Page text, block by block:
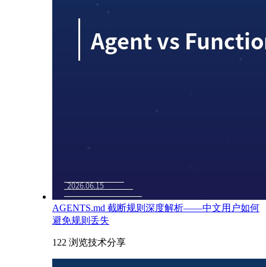
AGENTS.md 截断规则深度解析——中文用户如何
避免规则丢失
122 浏览技术分享